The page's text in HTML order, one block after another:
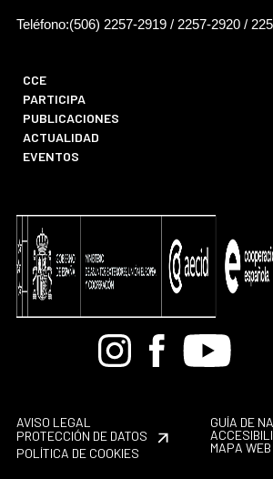
Teléfono:(506) 2257-2919 / 2257-2920 /
CCE
PARTICIPA
PUBLICACIONES
ACTUALIDAD
EVENTOS
BandcampInstagramFacebook
Youtube
AVISO LEGAL
PROTECCIÓN DE DATOS
POLÍTICA DE COOKIES
GUÍA DE
MAPA WEB